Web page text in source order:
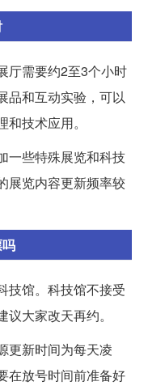
厅需要约2至3个小时
品和互动实验，可以
技术应用。
一些特殊展览和科技
展览内容更新频率较
技馆。科技馆不接受
大家改天再约。
更新时间为每天凌
在放号时间前准备好